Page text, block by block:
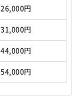
26,000円
31,000円
44,000円
54,000円